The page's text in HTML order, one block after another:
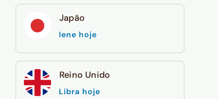
Japão
Iene hoje
Reino Unido
Libra hoje